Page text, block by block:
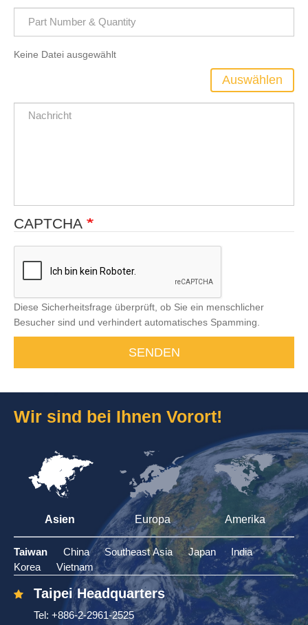
Keine Datei ausgewählt
Datei
Hochladen
Auswählen
CAPTCHA
Diese Sicherheitsfrage überprüft, ob Sie ein menschlicher
Besucher sind und verhindert automatisches Spamming.
SENDEN
Wir sind bei Ihnen Vorort!
Asien Europa Amerika
Taiwan China Southeast Asia Japan
India
Korea
Vietnam
Taipei Headquarters
Tel: +886-2-2961-2525